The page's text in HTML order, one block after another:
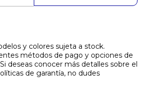
y colores sujeta a stock.
métodos de pago y opciones de
deseas conocer más detalles sobre el
de garantía, no dudes